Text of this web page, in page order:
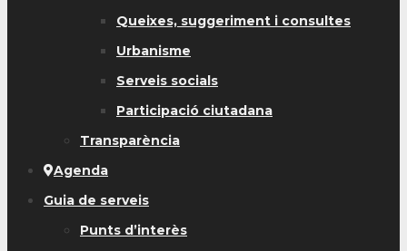
Queixes, suggeriment i consultes
Urbanisme
Serveis socials
Participació ciutadana
Transparència
Agenda
Guia de serveis
Punts d’interès